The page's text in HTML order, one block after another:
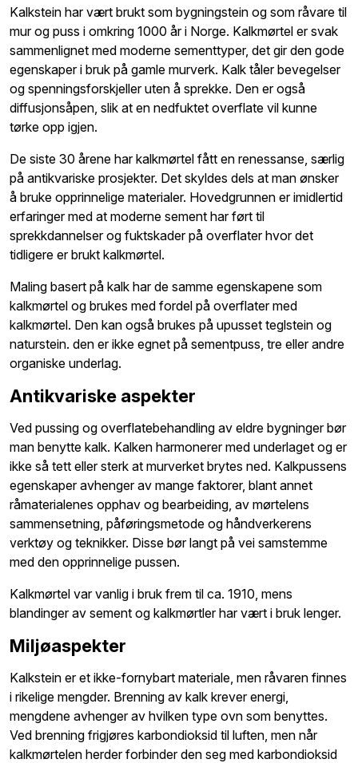
Kalkstein har vært brukt som bygningstein og som råvare til
mur og puss i omkring 1000 år i Norge. Kalkmørtel er svak
sammenlignet med moderne sementtyper, det gir den gode
egenskaper i bruk på gamle murverk. Kalk tåler bevegelser
og spenningsforskjeller uten å sprekke. Den er også
diffusjonsåpen, slik at en nedfuktet overflate vil kunne
tørke opp igjen.
De siste 30 årene har kalkmørtel fått en renessanse, særlig
på antikvariske prosjekter. Det skyldes dels at man ønsker
å bruke opprinnelige materialer. Hovedgrunnen er imidlertid
erfaringer med at moderne sement har ført til
sprekkdannelser og fuktskader på overflater hvor det
tidligere er brukt kalkmørtel.
Maling basert på kalk har de samme egenskapene som
kalkmørtel og brukes med fordel på overflater med
kalkmørtel. Den kan også brukes på upusset teglstein og
naturstein. den er ikke egnet på sementpuss, tre eller andre
organiske underlag.
Antikvariske aspekter
Ved pussing og overflatebehandling av eldre bygninger bør
man benytte kalk. Kalken harmonerer med underlaget og er
ikke så tett eller sterk at murverket brytes ned. Kalkpussens
egenskaper avhenger av mange faktorer, blant annet
råmaterialenes opphav og bearbeiding, av mørtelens
sammensetning, påføringsmetode og håndverkerens
verktøy og teknikker. Disse bør langt på vei samstemme
med den opprinnelige pussen.
Kalkmørtel var vanlig i bruk frem til ca. 1910, mens
blandinger av sement og kalkmørtler har vært i bruk lenger.
Miljøaspekter
Kalkstein er et ikke-fornybart materiale, men råvaren finnes
i rikelige mengder. Brenning av kalk krever energi,
mengdene avhenger av hvilken type ovn som benyttes.
Ved brenning frigjøres karbondioksid til luften, men når
kalkmørtelen herder forbinder den seg med karbondioksid